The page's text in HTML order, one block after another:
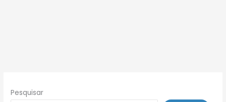
Pesquisar